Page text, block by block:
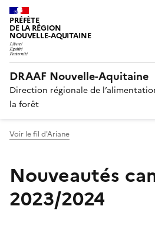
PRÉFÈTE
DE LA RÉGION
NOUVELLE-AQUITAINE
DRAAF Nouvelle-Aquitaine
Direction régionale de
la forêt
Voir le fil d'Ariane
Nouveautés
2023/2024